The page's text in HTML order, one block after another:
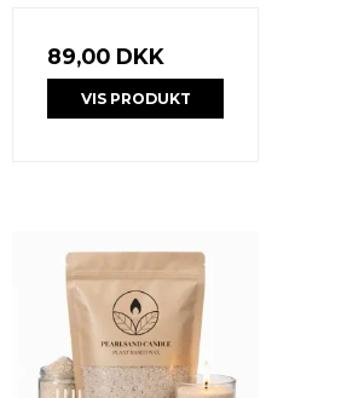
89,00 DKK
VIS PRODUKT